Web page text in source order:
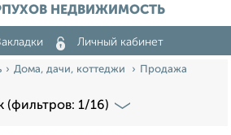
НЕДВИЖИМОСТЬ
Личный кабинет
Дома, дачи, коттеджи
Продажа
(фильтров: 1/16)